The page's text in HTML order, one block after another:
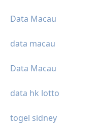
Data Macau
data macau
Data Macau
data hk lotto
togel sidney